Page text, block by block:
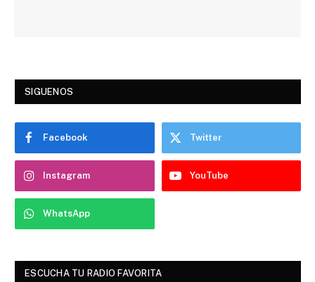
SIGUENOS
Facebook Twitter
Instagram YouTube
WhatsApp
ESCUCHA TU RADIO FAVORITA